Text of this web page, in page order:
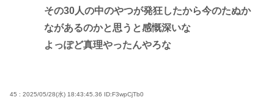
その30人の中のやつが発狂したから今のたぬか
ながあるのかと思うと感慨深いな
よっぽど真理やったんやろな
45 : 2025/05/28(水) 18:43:45.36 ID:F3wpCjTb0